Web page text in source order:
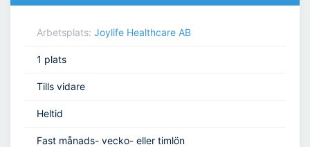
Arbetsplats: Joylife Healthcare AB
1 plats
Tills vidare
Heltid
Fast månads- vecko- eller timlön